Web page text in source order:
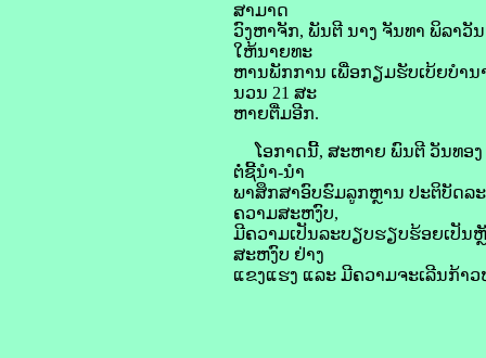
ສາມາດ
ວົງຫາຈັກ, ພັນຕີ ນາງ ຈັນທາ ພິລາວັ
ໃຫ້ນາຍທະ
ຫານພັກການ ເພື່ອກຽມຮັບເບ້ຍບໍາ
ນວນ 21 ສະ
ຫາຍຕື່ມອີກ.
ໂອກາດນີ້, ສະຫາຍ ພົນຕີ ວັນທອງ
ຕໍ່ຊີ້ນໍາ-ນໍາ
ພາສຶກສາອົບຮົມລູກຫຼານ ປະຕິບັດລ
ຄວາມສະຫງົບ,
ມີຄວາມເປັນລະບຽບຮຽບຮ້ອຍເປັນ
ສະຫງົບ ຢ່າງ
ແຂງແຮງ ແລະ ມີຄວາມຈະເລີນກ້າ